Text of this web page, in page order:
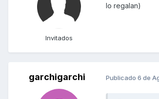
Invitados
lo regalan)
garchigarchi Publicado 6 de